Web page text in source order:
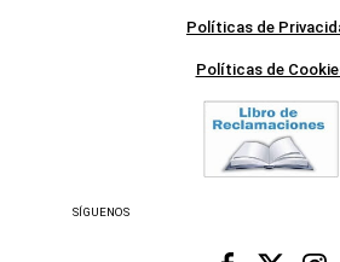
Políticas de
Políticas de
SÍGUENOS